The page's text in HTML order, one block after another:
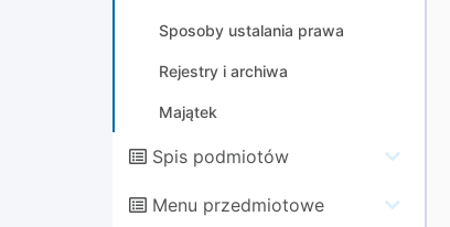
Sposoby ustalania prawa
Rejestry i archiwa
Majątek
Spis podmiotów
Menu przedmiotowe